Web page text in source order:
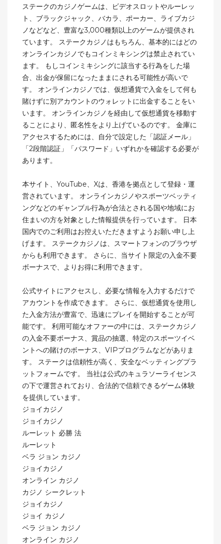
ステークのカジノゲームは、ビデオスロットやルーレッ
ト、ブラックジャック、バカラ、ポーカー、ライブカジ
ノなどなど、豊富な3,000種類以上のゲームが提供され
ています。 ステークカジノはもちろん、基本的にはどの
オンラインカジノでもコインミキシングは禁止されてい
ます。 もしコインミキシングに該当する行為をした場
合、出金が保留になったままにされる可能性が高いで
す。 オンラインカジノでは、仮想通貨で入金をして何も
賭けずに別アカウントのウォレットに出金することをい
います。 オンラインカジノを経由して仮想通貨を移動す
ることにより、匿名性をより上げているのです。 金庫に
アクセスするためには、自分で設定した「認証メール」
「2段階認証」「パスワード」いずれかを確認する必要が
あります。
本サイト、YouTube、Xは、香港を拠点として登録・運
営されています。 オンラインカジノやスポーツベッティ
ングなどのギャンブル行為が合法とされる国や地域にお
住まいの方を対象とした情報提供を行っています。 日本
国内でのご利用はお控えいただきますようお願い申し上
げます。 ステークカジノは、スマートフォンのブラウザ
からも利用できます。 さらに、当サイト限定の入金不要
ボーナスで、よりお得に利用できます。
公式サイトにアクセスし、必要な情報を入力するだけで
アカウントを作成できます。 さらに、仮想通貨を使用し
た入金方法が豊富で、迅速にプレイを開始することが可
能です。 利用可能なオファーの中には、ステークカジノ
の入金不要ボーナス、賞品の抽選、特定のスポーツイベ
ントへの賭けのボーナス、VIPプログラムなどがありま
す。 ステークは信頼性が高く、安全なベッティングプラ
ットフォームです。 当社は公式のキュラソーライセンス
の下で運営されており、合法的で信頼できるゲーム体験
を提供しています。
ジョイカジノ
ジョイカジノ
ルーレット 必勝 法
ルーレット
ベラ ジョン カジノ
ジョイカジノ
オンライン カジノ
カジノ シークレット
ジョイカジノ
ジョイ カジノ
ベラ ジョン カジノ
オンライン カジノ